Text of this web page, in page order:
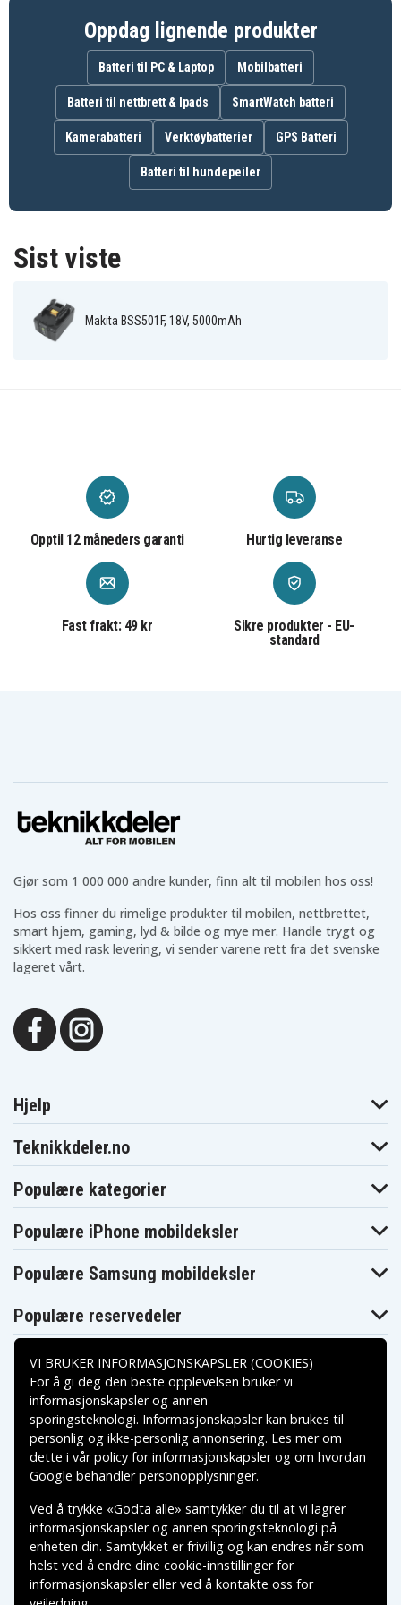
BL1840
BL1850B
BL1860B
194204-5
194205-3
194309-1
Passer blant annet
Passer til et stort antall Makita 18V LXT-maskiner,
BHP
BTD
BGA
Mange andre Makita 18V-modeller (se
kompatibilitetsliste).
Produkttype
Spenning
Vekt 626 g
Batteriet erstatter:
194204-5
194205-3
194309-1
BL1815
BL1830
BL1835
BL1840
BL1850B
BL1860B
LXT400
Batteriet er kompatibelt med følgende produkter:
Makita BCL180F BCL180W
Makita BCL180Z
Makita
BCL180ZW
Makita BCS550
Makita BCS550ZMakita BDA350 Makita BDA350F
Makita
BDA350RFE Makita BDA350Z
Makita
BDA351RFE Makita BDA351ZMakita BDF450
Makita BDF451
Makita
BDF451RFE
Makita BDF452
Makita
BDF452RFE
Makita
Makita
Makita
BDF453SHE Makita BDF453Z
Makita BDF454F
Makita
BDF454RFE Makita BDF454Z
BDF456RFE
Makita BDF456ZMakita BDF458
Makita BFR550
Makita BFR550F Makita BFR550L Makita
BFR550RFE
Makita BFR550ZMakita
BFR550ZX
Makita BFR750F Makita BFR750L Makita
BFR750RFE
Makita BFR750ZMakita BFS450
Makita BFS450F
Makita
BFS450RFE Makita BFS450Z Makita
BFS451RFE
Makita BFS451Z Makita
BGA402RFE
Makita BGA402Z
Oppdag lignende produkter
Batteri til PC & Laptop Mobilbatteri
Batteri til nettbrett & Ipads SmartWatch batteri
Kamerabatteri Verktøybatterier GPS Batteri
Batteri til hundepeiler
Sist viste
Makita BSS501F, 18V, 5000mAh
Opptil 12 måneders garanti Hurtig leveranse
Fast frakt: 49 kr
Sikre produkter - EU-
standard
Gjør som 1 000 000 andre kunder, finn alt til mobilen hos oss!
Hos oss finner du rimelige produkter til mobilen, nettbrettet,
smart hjem, gaming, lyd & bilde og mye mer. Handle trygt og
sikkert med rask levering, vi sender varene rett fra det svenske
lageret vårt.
Hjelp
Teknikkdeler.no
Populære kategorier
Populære iPhone mobildeksler
Populære Samsung mobildeksler
Populære reservedeler
Betalingsalternativer
Leveringsalternativer
VI BRUKER INFORMASJONSKAPSLER (COOKIES)
For å gi deg den beste opplevelsen bruker vi
informasjonskapsler og annen
sporingsteknologi. Informasjonskapsler kan brukes til
personlig og ikke-personlig annonsering. Les mer om
dette i vårpolicy for informasjonskapslerog om hvordan
Google behandler personopplysninger.
Ved å trykke «Godta alle» samtykker du til at vi lagrer
informasjonskapsler og annen sporingsteknologi på
enheten din. Samtykket er frivillig og kan endres når som
helst ved å endre dine cookie-innstillinger for
informasjonskapsler eller ved å kontakte oss for